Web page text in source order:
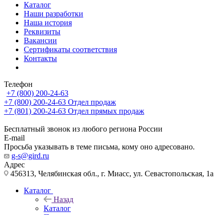
Каталог
Наши разработки
Наша история
Реквизиты
Вакансии
Сертификаты соответствия
Контакты
Телефон
+7 (800) 200-24-63
+7 (800) 200-24-63 Отдел продаж
+7 (801) 200-24-63 Отдел прямых продаж
Бесплатный звонок из любого региона России
E-mail
Просьба указывать в теме письма, кому оно адресовано.
g-s@gird.ru
Адрес
456313, Челябинская обл., г. Миасс, ул. Севастопольская, 1а
Каталог
Назад
Каталог